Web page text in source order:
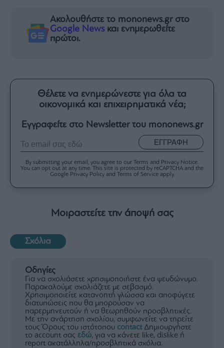
Ακολουθήστε το mononews.gr στο
Google News και ενημερωθείτε
πρώτοι.
Θέλετε να ενημερώνεστε για όλα τα
οικονομικά και επιχειρηματικά νέα;
Εγγραφείτε στο Newsletter του mononews.gr
ΕΓΓΡΑΦΗ
By submitting your email, you agree to our Terms and Privacy Notice.
You can opt out at any time. This site is protected by reCAPTCHA and the
Google Privacy Policy and Terms of Service apply.
Μοιραστείτε την άποψή σας
Σχόλια
Οδηγίες
Για να σχολιάσετε χρησιμοποιήστε ένα ψευδώνυμο.
Παρακαλούμε σχολιάζετε με σεβασμό.
Χρησιμοποιείτε κατανοητή γλώσσα και αποφύγετε
διατυπώσεις που θα μπορούσαν να
παρερμηνευτούν ή να θεωρηθούν προσβλητικές.
Με την ανάρτηση σχολίου, συμφωνείτε να τηρείτε
τους Όρους του ιστότοπου contactΔημιουργήστε
το account σας εδώ, για να κάνετε like, dislike ή
report ακατάλληλα/προσβλητικά σχόλια.